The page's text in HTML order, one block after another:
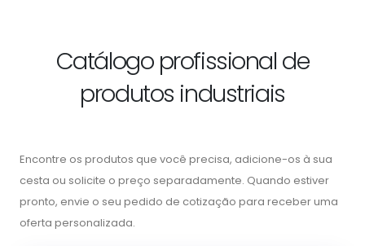
Catálogo profissional de
produtos industriais
Encontre os produtos que você precisa, adicione-os à sua
cesta ou solicite o preço separadamente. Quando estiver
pronto, envie o seu pedido de cotização para receber uma
oferta personalizada.